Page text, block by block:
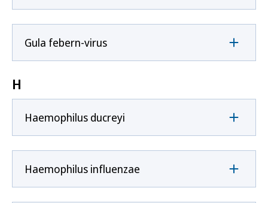
Gula febern-virus
H
Haemophilus ducreyi
Haemophilus influenzae